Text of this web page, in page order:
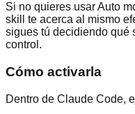
Si no quieres usar Auto
skill te acerca al mismo
sigues tú decidiendo qué
control.
Cómo activarla
Dentro de Claude Code,